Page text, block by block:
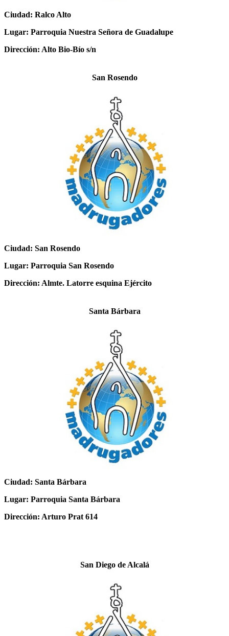
Ciudad: Ralco Alto
Lugar: Parroquia Nuestra Señora de Guadalupe
Dirección: Alto Bio-Bío s/n
San Rosendo
Ciudad: San Rosendo
Lugar: Parroquia San Rosendo
Dirección: Almte. Latorre esquina Ejército
Santa Bárbara
Ciudad: Santa Bárbara
Lugar: Parroquia Santa Bárbara
Dirección: Arturo Prat 614
San Diego de Alcalá